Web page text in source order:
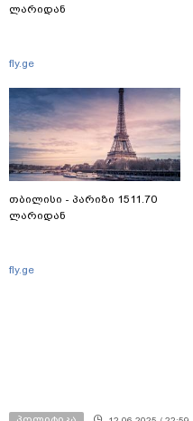
ლარიდან
fly.ge
თბილისი - პარიზი 1511.70
ლარიდან
fly.ge